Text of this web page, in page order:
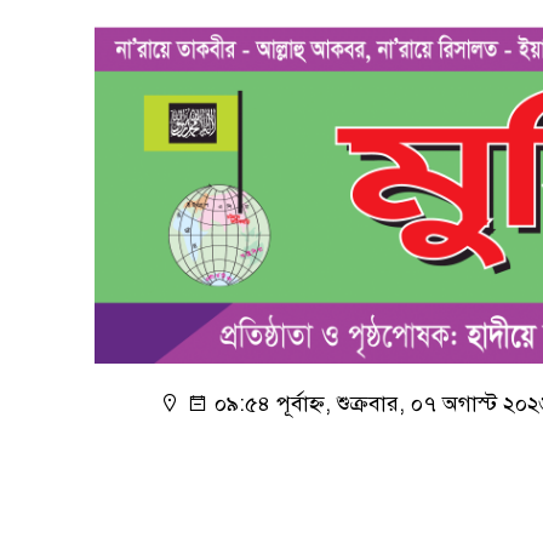
০৯:৫৪ পূর্বাহ্ন, শুক্রবার, ০৭ অগাস্ট